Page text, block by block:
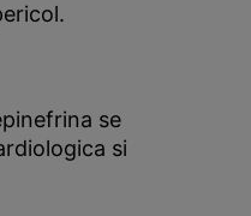
se
si